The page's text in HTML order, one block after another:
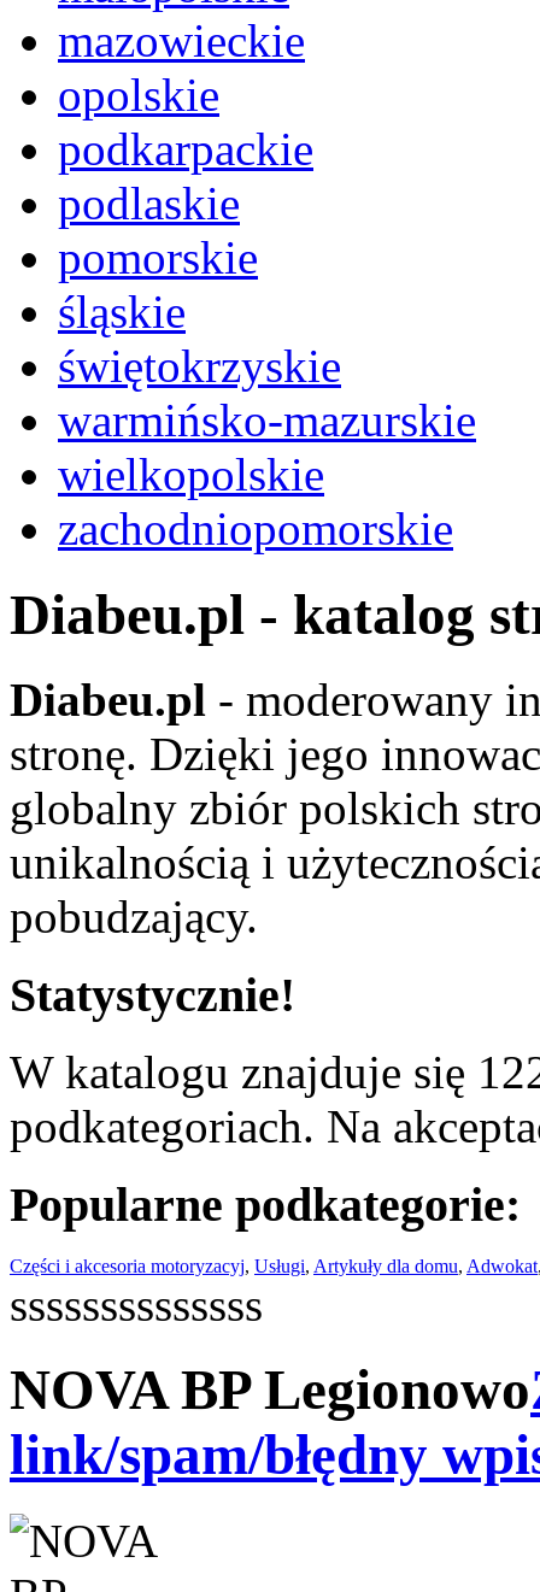
mazowieckie
opolskie
podkarpackie
podlaskie
pomorskie
śląskie
świętokrzyskie
warmińsko-mazurskie
wielkopolskie
zachodniopomorskie
Diabeu.pl - katalog
Diabeu.pl - moderowany
stronę. Dzięki jego
globalny zbiór polskich
unikalnością i
pobudzający.
Statystycznie!
W katalogu znajduje się
podkategoriach. Na
Popularne podkategorie:
Części i akcesoria motoryzacyj, Usługi, Artykuły dla domu, Adwokat
ssssssssssssss
NOVA BP Legionowo
link/spam/błędny